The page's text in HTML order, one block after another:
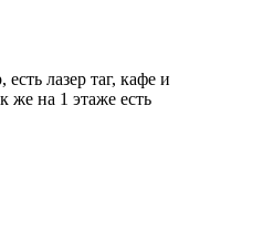
лазер таг, кафе и
же на 1 этаже есть